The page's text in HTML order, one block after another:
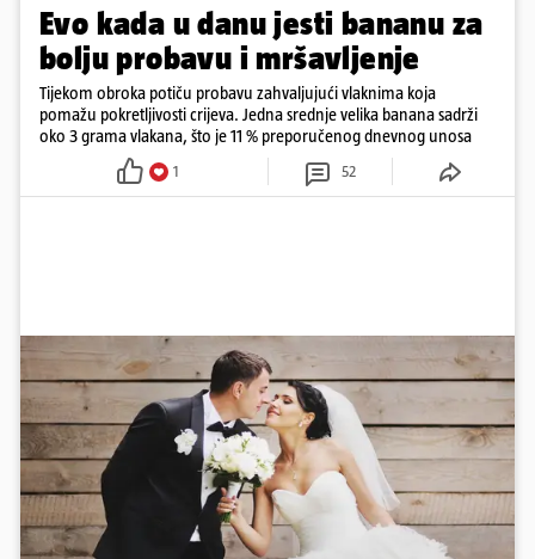
Evo kada u danu jesti bananu za
bolju probavu i mršavljenje
Tijekom obroka potiču probavu zahvaljujući vlaknima koja
pomažu pokretljivosti crijeva. Jedna srednje velika banana sadrži
oko 3 grama vlakana, što je 11 % preporučenog dnevnog unosa
1 52